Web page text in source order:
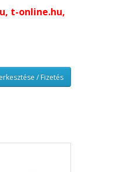
t-online.hu,
/ Fizetés